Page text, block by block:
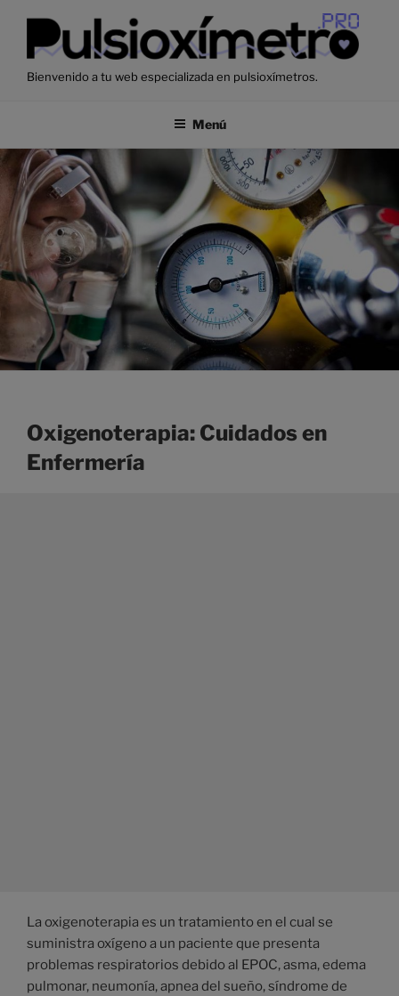
contenido
Bienvenido a tu web especializada en pulsioxímetros.
Menú
Oxigenoterapia: Cuidados en
Enfermería
La oxigenoterapia es un tratamiento en el cual se
suministra oxígeno a un paciente que presenta
problemas respiratorios debido al EPOC, asma, edema
pulmonar, neumonía, apnea del sueño, síndrome de